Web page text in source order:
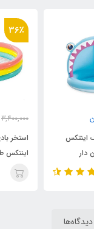
3,400,000
استخر بادی سه
اینتکس طرح جدید
دیدگاه‌ها